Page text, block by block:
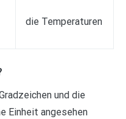
die Temperaturen
und die
Einheit angesehen